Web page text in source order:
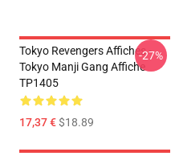
Tokyo Revengers Affiches -
Tokyo Manji Gang Affiche
TP1405
17,37 €$18.89
-27%